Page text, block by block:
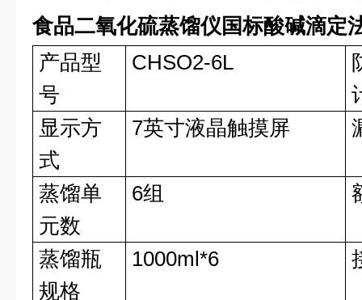
食品二氧化硫蒸馏仪国标酸碱滴定
产品型
号
CHSO2-6L
显示方
式
7英寸液晶触摸屏
蒸馏单
元数
6组
蒸馏瓶
规格
1000ml*6